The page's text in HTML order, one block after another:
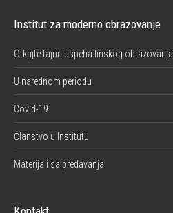
Institut za moderno obrazovanje
Otkrijte tajnu uspeha finskog obrazovanja
U narednom periodu
Covid-19
Članstvo u Institutu
Materijali sa predavanja